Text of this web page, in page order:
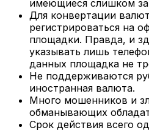
имеющиеся слишком
Для конвертации
регистрироваться на
площадки. Правда, и
указывать лишь
данных площадка не
Не поддерживаются
иностранная валюта.
Много мошенников и
обманывающих
Срок действия всего